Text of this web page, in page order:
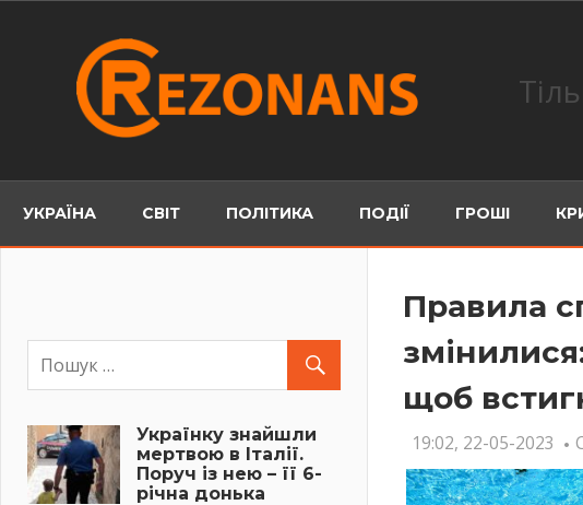
УКРАЇНА СВІТ ПОЛІТИКА ПОДІЇ ГРОШІ
Правила
щоб
19:02, 22-05-2023
Українку знайшли
мертвою в Італії.
Поруч із нею – її 6-
річна донька